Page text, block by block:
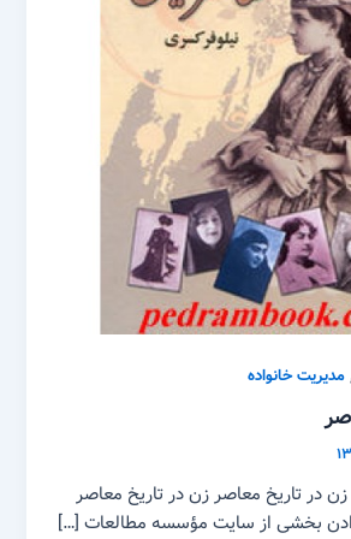
مدیریت خانواده
در تاریخ معاصر زن در تاریخ معاصر
بخشی از سایت مؤسسه مطالعات […]